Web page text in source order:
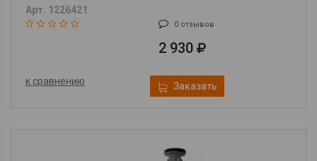
Арт. 1226421
0 отзывов
2 930
к сравнению Заказать